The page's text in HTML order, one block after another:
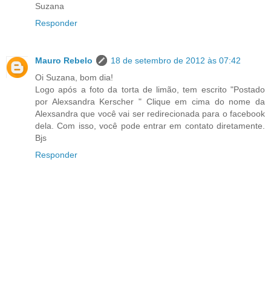
Suzana
Responder
Mauro Rebelo
18 de setembro de 2012 às 07:42
Oi Suzana, bom dia!
Logo após a foto da torta de limão, tem escrito "Postado
por Alexsandra Kerscher " Clique em cima do nome da
Alexsandra que você vai ser redirecionada para o facebook
dela. Com isso, você pode entrar em contato diretamente.
Bjs
Responder